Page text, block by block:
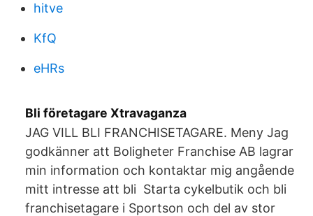
hitve
KfQ
eHRs
Bli företagare Xtravaganza
JAG VILL BLI FRANCHISETAGARE. Meny Jag
godkänner att Boligheter Franchise AB lagrar
min information och kontaktar mig angående
mitt intresse att bli Starta cykelbutik och bli
franchisetagare i Sportson och del av stor